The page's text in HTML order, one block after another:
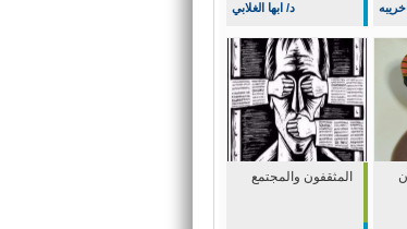
د/ ابها الغلابي
المثقفون والمجتمع